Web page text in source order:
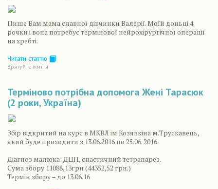
Пише Вам мама славної дівчинки Валерії. Моїй доньці 4
рочки і вона потребує термінової нейрохірургічної операції
на хребті.
Читати статтю
Врятуйте життя
Терміново потрібна допомога Жені Тарасюк
(2 роки, Україна)
Збір відкритий на курс в МКВЛ ім.Козявкіна м.Трускавець,
який буде проходити з 13.06.2016 по 25.06. 2016.
Діагноз малюка: ДЦП, спастичний тетрапарез.
Сума збору 11088,13грн (44352,52 грн.)
Термін збору – до 13.06.16